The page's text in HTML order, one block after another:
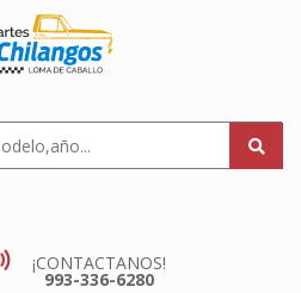
¡CONTACTANOS!
993-336-6280